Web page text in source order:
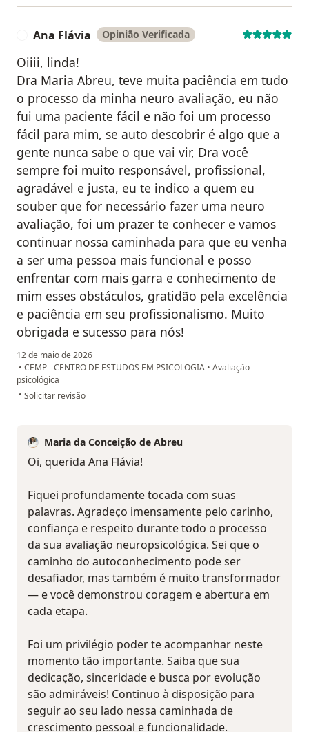
Ana Flávia Opinião Verificada
Oiiii, linda!
Dra Maria Abreu, teve muita paciência em tudo
o processo da minha neuro avaliação, eu não
fui uma paciente fácil e não foi um processo
fácil para mim, se auto descobrir é algo que a
gente nunca sabe o que vai vir, Dra você
sempre foi muito responsável, profissional,
agradável e justa, eu te indico a quem eu
souber que for necessário fazer uma neuro
avaliação, foi um prazer te conhecer e vamos
continuar nossa caminhada para que eu venha
a ser uma pessoa mais funcional e posso
enfrentar com mais garra e conhecimento de
mim esses obstáculos, gratidão pela excelência
e paciência em seu profissionalismo. Muito
obrigada e sucesso para nós!
12 de maio de 2026
• CEMP - CENTRO DE ESTUDOS EM PSICOLOGIA • Avaliação
psicológica
• na opinião do utilizador Ana Flávia
Solicitar revisão
Maria da Conceição de Abreu
Oi, querida Ana Flávia!
Fiquei profundamente tocada com suas
palavras. Agradeço imensamente pelo carinho,
confiança e respeito durante todo o processo
da sua avaliação neuropsicológica. Sei que o
caminho do autoconhecimento pode ser
desafiador, mas também é muito transformador
— e você demonstrou coragem e abertura em
cada etapa.
Foi um privilégio poder te acompanhar neste
momento tão importante. Saiba que sua
dedicação, sinceridade e busca por evolução
são admiráveis! Continuo à disposição para
seguir ao seu lado nessa caminhada de
crescimento pessoal e funcionalidade.